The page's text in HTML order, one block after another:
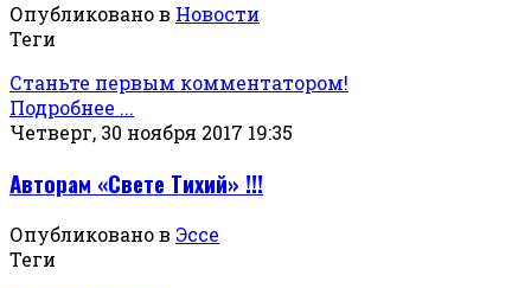
Опубликовано в Новости
Теги
Станьте первым комментатором!
Подробнее ...
Четверг, 30 ноября 2017 19:35
Авторам «Свете Тихий» !!!
Опубликовано в Эссе
Теги